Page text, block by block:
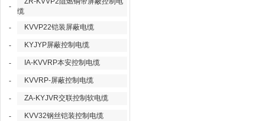
-
缆
-
KVVP22铠装屏蔽电缆
- KYJYP屏蔽控制电缆
- IA-KVVRP本安控制电缆
- KVVRP-屏蔽控制电缆
- ZA-KYJVR交联控制软电缆
- KVV32钢丝铠装控制电缆